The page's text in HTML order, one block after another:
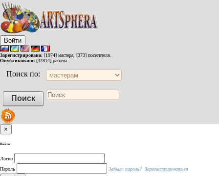
Войти
Зарегистрировано: [1974] мастера, [373] посетителя.
Опубликовано: [32814] работы.
Поиск по:
×
Войти
Логин
Пароль
Забыли пароль? Зарегистрироваться